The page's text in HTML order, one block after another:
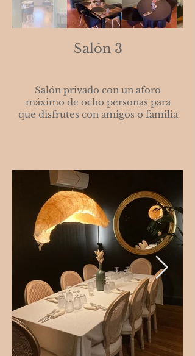
Salón 3
Salón privado con un aforo
máximo de ocho personas para
que disfrutes con amigos o familia